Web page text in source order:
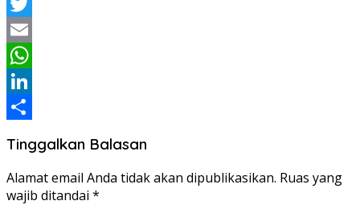
Facebook
Twitter
Email
WhatsApp
LinkedIn
Tinggalkan Balasan
Alamat email Anda tidak akan dipublikasikan. Ruas yang
wajib ditandai *